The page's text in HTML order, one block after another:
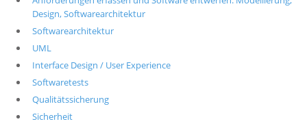
Design, Softwarearchitektur
Softwarearchitektur
UML
Interface Design / User Experience
Softwaretests
Qualitätssicherung
Sicherheit